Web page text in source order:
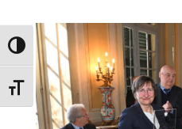
Attiva/disattiva alto contrasto
Attiva/disattiva dimensione testo